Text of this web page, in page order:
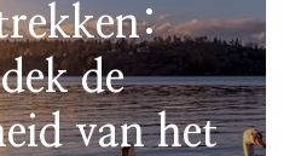
de
van het